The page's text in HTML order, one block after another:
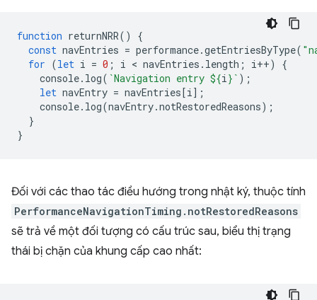
function returnNRR()
{
const navEntries = performance.getEntriesByType(
for (let i = 0 ; i < navEntries . length ; i++)
{
console. log( `Navigation entry ${i} ` );
let navEntry = navEntries[i];
console. log(navEntry.notRestoredReasons);
}
}
Đối với các thao tác điều hướng trong nhật ký, thuộc tính
PerformanceNavigationTiming.notRestoredReasons
sẽ trả về một đối tượng có cấu trúc sau, biểu thị trạng
thái bị chặn của khung cấp cao nhất: